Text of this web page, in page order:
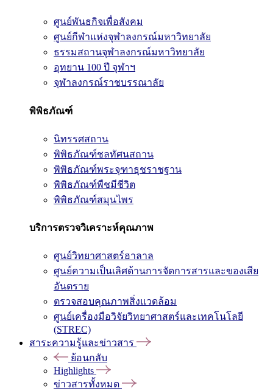
ศูนย์พันธกิจเพื่อสังคม
ศูนย์กีฬาแห่งจุฬาลงกรณ์มหาวิทยาลัย
ธรรมสถานจุฬาลงกรณ์มหาวิทยาลัย
อุทยาน 100 ปี จุฬาฯ
จุฬาลงกรณ์ราชบรรณาลัย
พิพิธภัณฑ์
นิทรรศสถาน
พิพิธภัณฑ์ชลทัศนสถาน
พิพิธภัณฑ์พระจุฑาธุชราชฐาน
พิพิธภัณฑ์พืชมีชีวิต
พิพิธภัณฑ์สมุนไพร
บริการตรวจวิเคราะห์คุณภาพ
ศูนย์วิทยาศาสตร์ฮาลาล
ศูนย์ความเป็นเลิศด้านการจัดการสารและของเสีย
อันตราย
ตรวจสอบคุณภาพสิ่งแวดล้อม
ศูนย์เครื่องมือวิจัยวิทยาศาสตร์และเทคโนโลยี
(STREC)
สาระความรู้และข่าวสาร
ย้อนกลับ
Highlights
ข่าวสารทั้งหมด